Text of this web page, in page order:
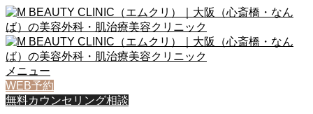
メニュー
WEB予約
無料カウンセリング相談